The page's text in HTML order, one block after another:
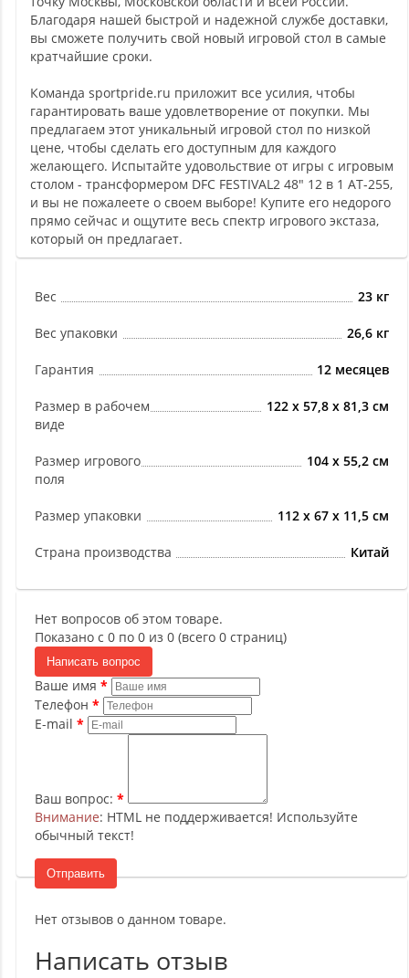
Благодаря нашей быстрой и надежной службе доставки,
вы сможете получить свой новый игровой стол в самые
кратчайшие сроки.
Команда sportpride.ru приложит все усилия, чтобы
гарантировать ваше удовлетворение от покупки. Мы
предлагаем этот уникальный игровой стол по низкой
цене, чтобы сделать его доступным для каждого
желающего. Испытайте удовольствие от игры с игровым
столом - трансформером DFC FESTIVAL2 48" 12 в 1 AT-255,
и вы не пожалеете о своем выборе! Купите его недорого
прямо сейчас и ощутите весь спектр игрового экстаза,
который он предлагает.
Вес 23 кг
Вес упаковки 26,6 кг
Гарантия 12 месяцев
Размер в рабочем
виде
122 х 57,8 х 81,3 см
Размер игрового
поля
104 х 55,2 см
Размер упаковки 112 х 67 х 11,5 см
Страна производства Китай
Нет вопросов об этом товаре.
Показано с 0 по 0 из 0 (всего 0 страниц)
Написать вопрос
Ваше имя
Телефон
E-mail
Ваш вопрос:
Внимание: HTML не поддерживается! Используйте
обычный текст!
Отправить
Нет отзывов о данном товаре.
Написать отзыв